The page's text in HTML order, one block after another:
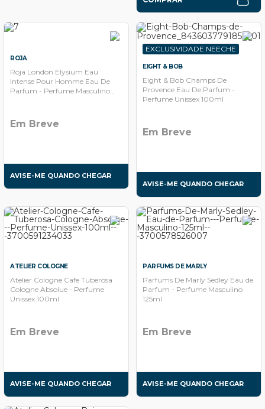
ROJA
Roja London Elysium Eau
Intense Pour Homme Eau De
Parfum - Perfume Masculino
Em Breve
AVISE-ME QUANDO CHEGAR
EXCLUSIVIDADE NEECHE
EIGHT & BOB
Eight & Bob Champs De
Provence Eau De Parfum -
Perfume Unissex 100ml
Em Breve
AVISE-ME QUANDO CHEGAR
ATELIER COLOGNE
Atelier Cologne Cafe Tuberosa
Cologne Absolue - Perfume
Unissex 100ml
Em Breve
AVISE-ME QUANDO CHEGAR
PARFUMS DE MARLY
Parfums De Marly Sedley Eau de
Parfum - Perfume Masculino
125ml
Em Breve
AVISE-ME QUANDO CHEGAR